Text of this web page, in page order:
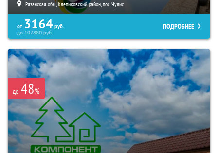
Рязанская обл., Клепиковский район, пос. Чулис
от 3164 руб.
до107880руб.
ПОДРОБНЕЕ
до 48%